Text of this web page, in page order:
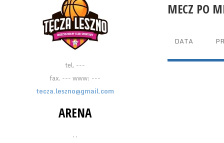
tel. ---
fax. --- www: ---
tecza.leszno@gmail.com
ARENA
, ,
MECZ PO
DATA